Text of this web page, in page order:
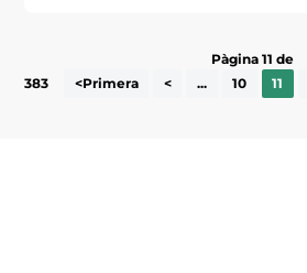
Pàgina 11 de
383
<Primera < ... 10 11